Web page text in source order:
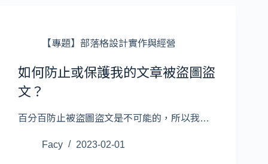
【專題】部落格設計實作與經營
如何防止或保護我的文章被盜圖盜
文？
百分百防止被盜圖盜文是不可能的，所以我…
Facy 2023-02-01